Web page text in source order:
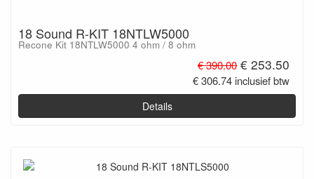
18 Sound R-KIT 18NTLW5000
Recone Kit 18NTLW5000 4 ohm / 8 ohm
€ 390.00 € 253.50
€ 306.74 inclusief btw
Details